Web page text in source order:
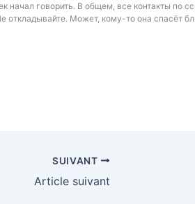
начал говорить. В общем, все контакты
Может, кому-то она спасёт
SUIVANT
Article suivant